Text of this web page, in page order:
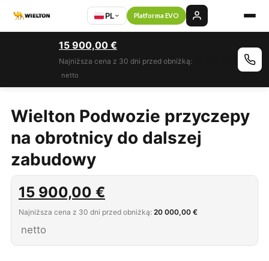
PL Platforma EVO
15 900,00 €
Najniższa cena z 30 dni przed obniżką:
netto
Wielton Podwozie przyczepy
na obrotnicy do dalszej
zabudowy
15 900,00 €
Najniższa cena z 30 dni przed obniżką: 20 000,00 €
netto